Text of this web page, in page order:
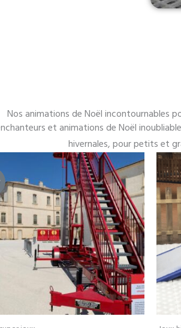
Nos animations de Noël incontournables
et animations de Noël
hivernales, pour petits et